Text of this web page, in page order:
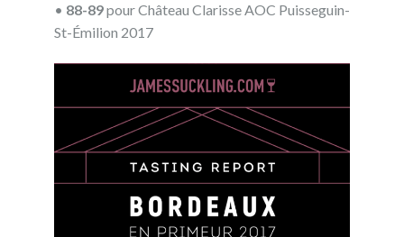
• 88-89pour Château Clarisse AOC Puisseguin-
St-Émilion 2017